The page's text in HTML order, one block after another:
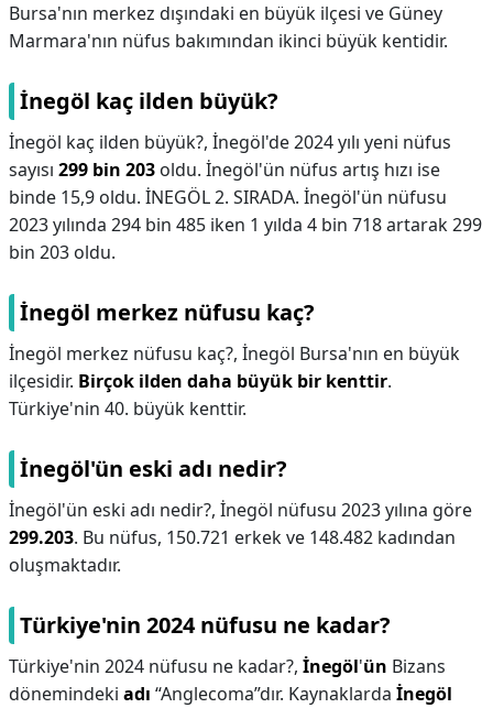
Bursa'nın merkez dışındaki en büyük ilçesi ve Güney
Marmara'nın nüfus bakımından ikinci büyük kentidir.
İnegöl kaç ilden büyük?
İnegöl kaç ilden büyük?, İnegöl'de 2024 yılı yeni nüfus
sayısı 299 bin 203 oldu. İnegöl'ün nüfus artış hızı ise
binde 15,9 oldu. İNEGÖL 2. SIRADA. İnegöl'ün nüfusu
2023 yılında 294 bin 485 iken 1 yılda 4 bin 718 artarak 299
bin 203 oldu.
İnegöl merkez nüfusu kaç?
İnegöl merkez nüfusu kaç?, İnegöl Bursa'nın en büyük
ilçesidir. Birçok ilden daha büyük bir kenttir.
Türkiye'nin 40. büyük kenttir.
İnegöl'ün eski adı nedir?
İnegöl'ün eski adı nedir?, İnegöl nüfusu 2023 yılına göre
299.203. Bu nüfus, 150.721 erkek ve 148.482 kadından
oluşmaktadır.
Türkiye'nin 2024 nüfusu ne kadar?
Türkiye'nin 2024 nüfusu ne kadar?, İnegöl'ün Bizans
dönemindeki adı “Anglecoma”dır. Kaynaklarda İnegöl